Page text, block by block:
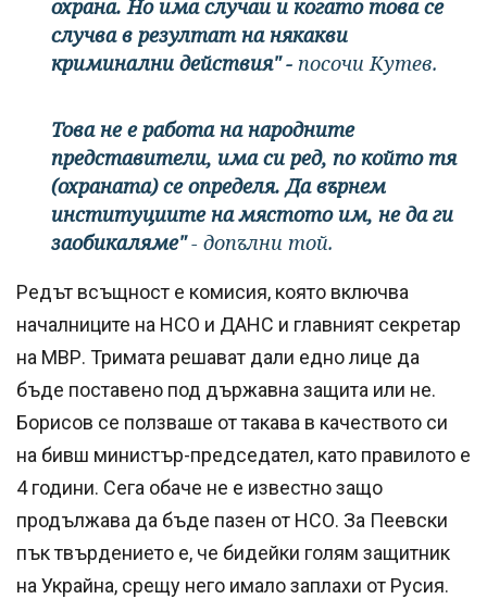
охрана. Но има случаи и когато това се
случва в резултат на някакви
криминални действия" - посочи Кутев.
Това не е работа на народните
представители, има си ред, по който тя
(охраната) се определя. Да върнем
институциите на мястото им, не да ги
заобикаляме"- допълни той.
Редът всъщност е комисия, която включва
началниците на НСО и ДАНС и главният секретар
на МВР. Тримата решават дали едно лице да
бъде поставено под държавна защита или не.
Борисов се ползваше от такава в качеството си
на бивш министър-председател, като правилото е
4 години. Сега обаче не е известно защо
продължава да бъде пазен от НСО. За Пеевски
пък твърдението е, че бидейки голям защитник
на Украйна, срещу него имало заплахи от Русия.